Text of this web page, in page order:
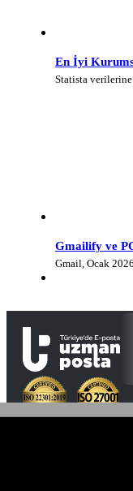
En İyi
Statista
Gmailify ve
Gmail, Ocak